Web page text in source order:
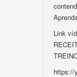
Link
https://